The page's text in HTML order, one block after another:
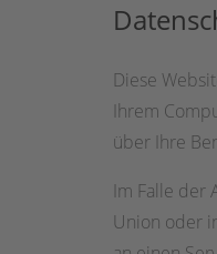
Diese
Ihrem
über Ihre
Im Falle
Union oder